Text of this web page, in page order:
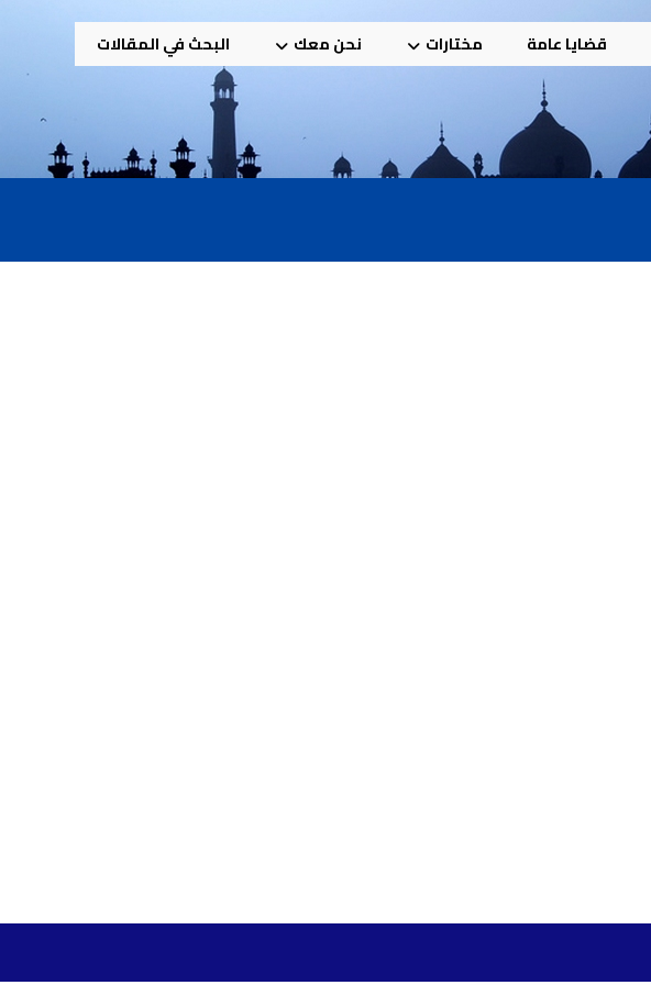
قضايا عامة مختارات نحن معك البحث في المقالات